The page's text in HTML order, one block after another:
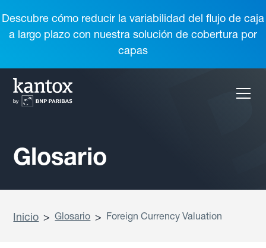
Descubre cómo reducir la variabilidad del flujo de caja
a largo plazo con nuestra solución de cobertura por
capas
Glosario
Inicio > Glosario > Foreign Currency Valuation